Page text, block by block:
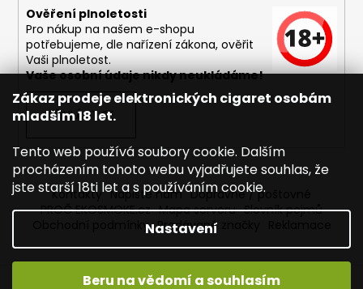
Zákaz prodeje elektronických cigaret osobám
mladším 18 let.
Tento web používá soubory cookie. Dalším
procházením tohoto webu vyjadřujete souhlas, že
jste starší 18ti let a s používáním cookie.
Nastavení
Beru na vědomí a souhlasím
Ověření plnoletosti
Pro nákup na našem e-shopu
potřebujeme, dle nařízení zákona, ověřit
Vaši plnoletost.
Vaše osobní údaje nikdy neukládáme!
PŘIHLÁSIT SE
Kontakty Napište nám Dopravné / poštovné
PROČ EKOSMOKE.cz Mapa serveru Slovník pojmů
Obchodní podmínky Prodávané značky
Vytvořil Shoptet